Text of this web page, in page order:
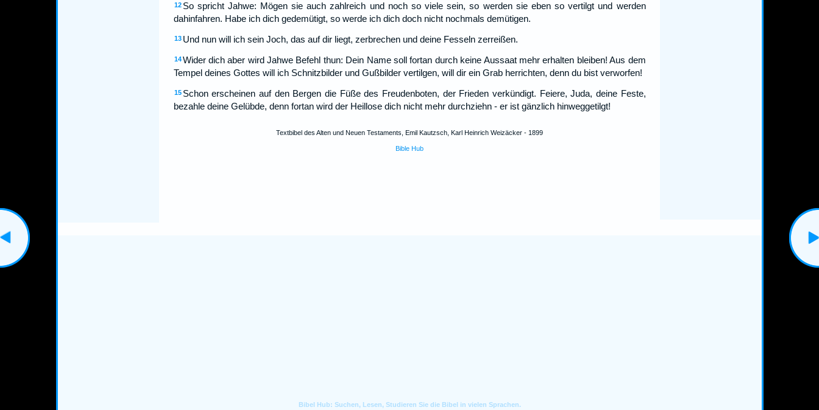
12 So spricht Jahwe: Mögen sie auch zahlreich und noch so viele sein, so werden sie eben so vertilgt und werden
dahinfahren. Habe ich dich gedemütigt, so werde ich dich doch nicht nochmals demütigen.
13 Und nun will ich sein Joch, das auf dir liegt, zerbrechen und deine Fesseln zerreißen.
14 Wider dich aber wird Jahwe Befehl thun: Dein Name soll fortan durch keine Aussaat mehr erhalten bleiben! Aus dem
Tempel deines Gottes will ich Schnitzbilder und Gußbilder vertilgen, will dir ein Grab herrichten, denn du bist verworfen!
15 Schon erscheinen auf den Bergen die Füße des Freudenboten, der Frieden verkündigt. Feiere, Juda, deine Feste,
bezahle deine Gelübde, denn fortan wird der Heillose dich nicht mehr durchziehn - er ist gänzlich hinweggetilgt!
Textbibel des Alten und Neuen Testaments, Emil Kautzsch, Karl Heinrich Weizäcker - 1899
Bible Hub